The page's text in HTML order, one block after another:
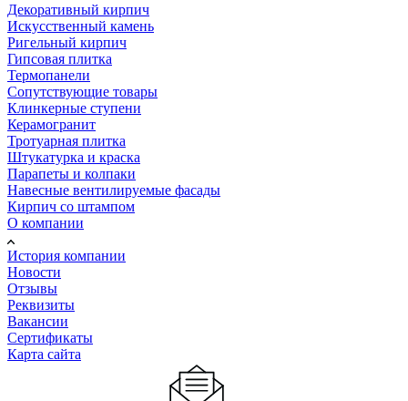
Декоративный кирпич
Искусственный камень
Ригельный кирпич
Гипсовая плитка
Термопанели
Сопутствующие товары
Клинкерные ступени
Керамогранит
Тротуарная плитка
Штукатурка и краска
Парапеты и колпаки
Навесные вентилируемые фасады
Кирпич со штампом
О компании
История компании
Новости
Отзывы
Реквизиты
Вакансии
Сертификаты
Карта сайта